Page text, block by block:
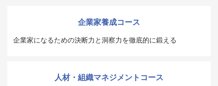
企業家養成コース
企業家になるための決断力と洞察力を徹底的に鍛える
人材・組織マネジメントコース